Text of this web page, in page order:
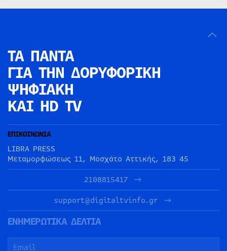
ΤΑ ΠΑΝΤΑ
ΓΙΑ ΤΗΝ ΔΟΡΥΦΟΡΙΚΗ
ΨΗΦΙΑΚΗ
ΚΑΙ HD TV
ΕΠΙΚΟΙΝΩΝΙΑ
LIBRA PRESS
Μεταμορφώσεως 11, Μοσχάτο Αττικής, 183 45
2108815417
support@digitaltvinfo.gr
ΕΝΗΜΕΡΩΤΙΚΑ ΔΕΛΤΙΑ